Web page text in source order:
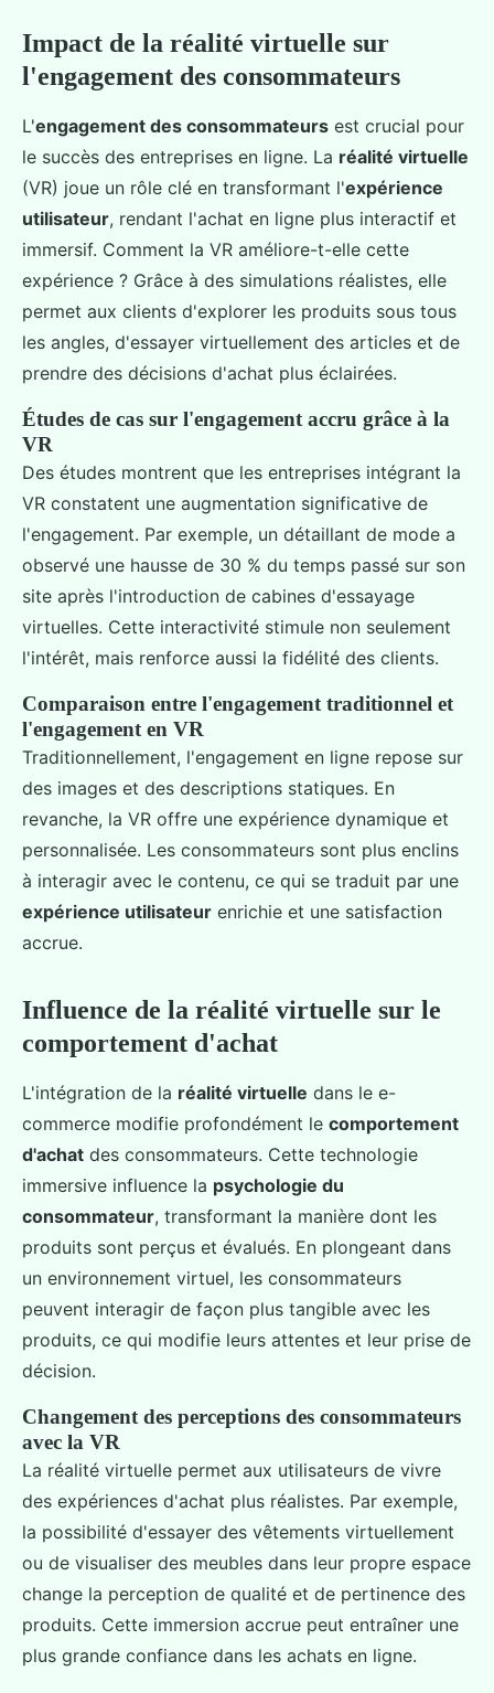
Impact de la réalité virtuelle sur
l'engagement des consommateurs
L'engagement des consommateurs est crucial pour
le succès des entreprises en ligne. La réalité virtuelle
(VR) joue un rôle clé en transformant l'expérience
utilisateur, rendant l'achat en ligne plus interactif et
immersif. Comment la VR améliore-t-elle cette
expérience ? Grâce à des simulations réalistes, elle
permet aux clients d'explorer les produits sous tous
les angles, d'essayer virtuellement des articles et de
prendre des décisions d'achat plus éclairées.
Études de cas sur l'engagement accru grâce à la
VR
Des études montrent que les entreprises intégrant la
VR constatent une augmentation significative de
l'engagement. Par exemple, un détaillant de mode a
observé une hausse de 30 % du temps passé sur son
site après l'introduction de cabines d'essayage
virtuelles. Cette interactivité stimule non seulement
l'intérêt, mais renforce aussi la fidélité des clients.
Comparaison entre l'engagement traditionnel et
l'engagement en VR
Traditionnellement, l'engagement en ligne repose sur
des images et des descriptions statiques. En
revanche, la VR offre une expérience dynamique et
personnalisée. Les consommateurs sont plus enclins
à interagir avec le contenu, ce qui se traduit par une
expérience utilisateur enrichie et une satisfaction
accrue.
Influence de la réalité virtuelle sur le
comportement d'achat
L'intégration de la réalité virtuelle dans le e-
commerce modifie profondément le comportement
d'achat des consommateurs. Cette technologie
immersive influence la psychologie du
consommateur, transformant la manière dont les
produits sont perçus et évalués. En plongeant dans
un environnement virtuel, les consommateurs
peuvent interagir de façon plus tangible avec les
produits, ce qui modifie leurs attentes et leur prise de
décision.
Changement des perceptions des consommateurs
avec la VR
La réalité virtuelle permet aux utilisateurs de vivre
des expériences d'achat plus réalistes. Par exemple,
la possibilité d'essayer des vêtements virtuellement
ou de visualiser des meubles dans leur propre espace
change la perception de qualité et de pertinence des
produits. Cette immersion accrue peut entraîner une
plus grande confiance dans les achats en ligne.